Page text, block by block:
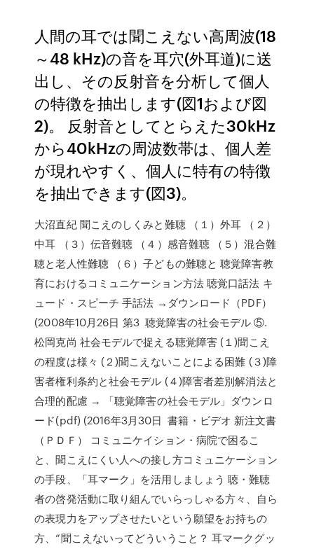
人間の耳では聞こえない高周波(18
～48 kHz)の音を耳穴(外耳道)に送
出し、その反射音を分析して個人
の特徴を抽出します(図1および図
2)。 反射音としてとらえた30kHz
から40kHzの周波数帯は、個人差
が現れやすく、個人に特有の特徴
を抽出できます(図3)。
大沼直紀 聞こえのしくみと難聴 （１）外耳 （２）
中耳 （３）伝音難聴 （４）感音難聴 （５）混合難
聴と老人性難聴 （６）子どもの難聴と 聴覚障害教
育におけるコミュニケーション方法 聴覚口話法 キ
ュード・スピーチ 手話法 →ダウンロード（PDF）
(2008年10月26日 第3 聴覚障害の社会モデル ⑤.
松岡克尚 社会モデルで捉える聴覚障害 (１)聞こえ
の程度は様々 (２)聞こえないことによる困難 (３)障
害者権利条約と社会モデル (４)障害者差別解消法と
合理的配慮 → 「聴覚障害の社会モデル」ダウンロ
ード(pdf) (2016年3月30日 書籍・ビデオ 新注文書
（ＰＤＦ） コミュニケイション・病院で困るこ
と、聞こえにくい人への接し方コミュニケーション
の手段、「耳マーク」を活用しましょう 聴・難聴
者の啓発活動に取り組んでいらっしゃる方々、自ら
の表現力をアップさせたいという願望をお持ちの
方、“聞こえないってどういうこと？ 耳マークグッ